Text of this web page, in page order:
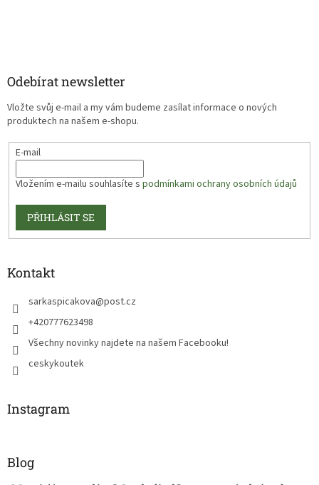
Odebírat newsletter
Vložte svůj e-mail a my vám budeme zasílat informace o nových
produktech na našem e-shopu.
E-mail
Vložením e-mailu souhlasíte s podmínkami ochrany osobních údajů
PŘIHLÁSIT SE
Kontakt
sarkaspicakova@post.cz
+420777623498
Všechny novinky najdete na našem Facebooku!
ceskykoutek
Instagram
Blog